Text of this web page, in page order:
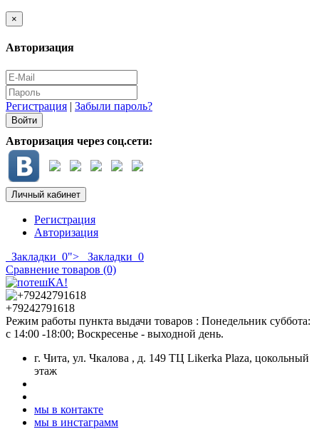
×
Авторизация
Регистрация | Забыли пароль?
Авторизация через соц.сети:
Личный кабинет
Регистрация
Авторизация
Закладки 0"> Закладки 0
Сравнение товаров (0)
+79242791618
Режим работы пункта выдачи товаров : Понедельник суббота:
с 14:00 -18:00; Воскресенье - выходной день.
г. Чита, ул. Чкалова , д. 149 ТЦ Likerka Plaza, цокольный
этаж
мы в контакте
мы в инстаграмм